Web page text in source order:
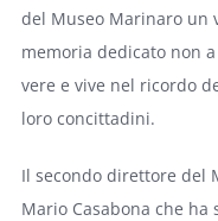
del Museo Marinaro un
memoria dedicato non
vere e vive nel ricordo
loro concittadini.
Il secondo direttore del
Mario Casabona che